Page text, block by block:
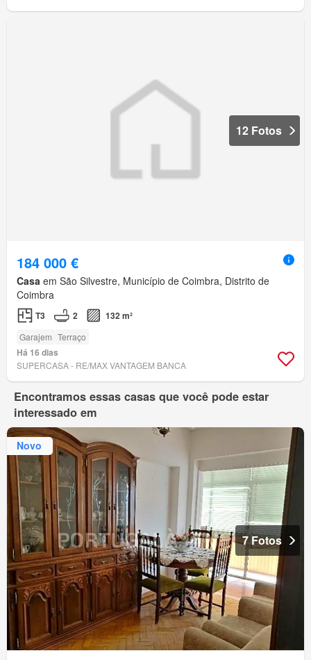
12 Fotos
184 000 €
Casa em São Silvestre, Município de Coimbra, Distrito de
Coimbra
T3 2 132 m²
Garajem Terraço
Há 16 dias
SUPERCASA - RE/MAX VANTAGEM BANCA
Encontramos essas casas que você pode estar
interessado em
Novo
7 Fotos